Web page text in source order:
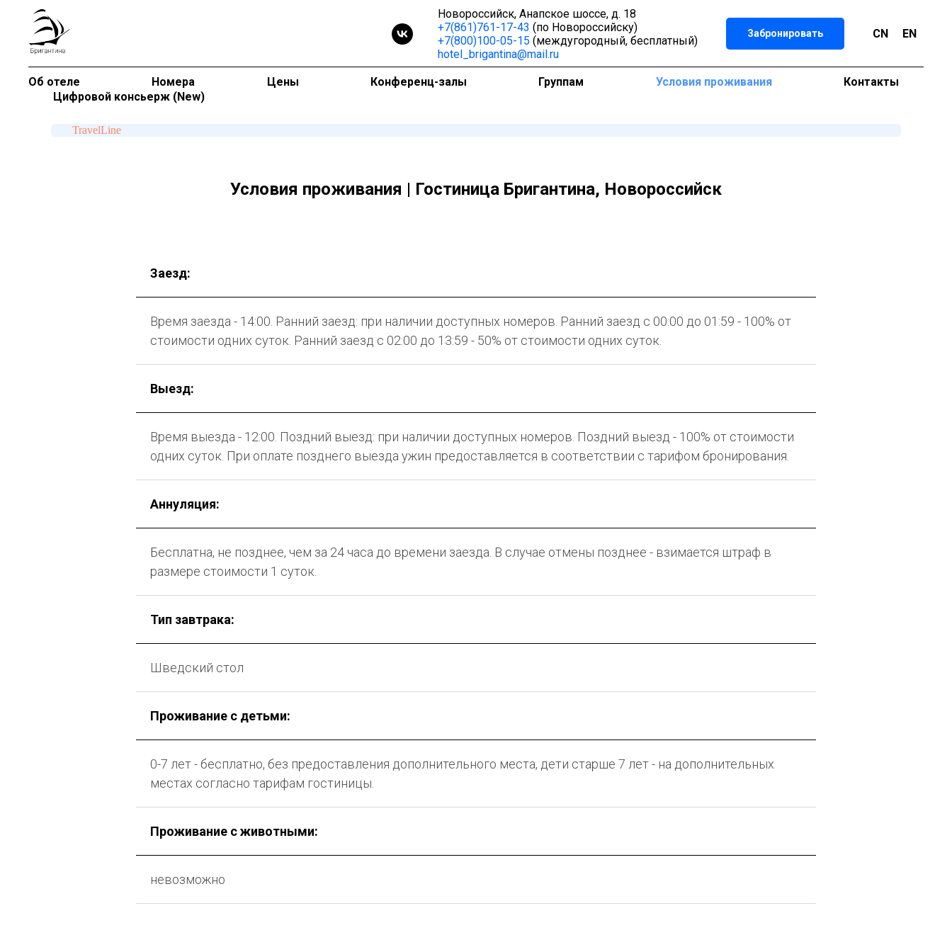
Новороссийск, Анапское шоссе, д. 18
+7(861)761-17-43 (по Новороссийску)
+7(800)100-05-15 (междугородный, бесплатный)
hotel_brigantina@mail.ru
Забронировать CN EN
Об отеле Номера Цены Конференц-залы Группам Условия проживания
Контакты
Цифровой консьерж (New)
TravelLine
Условия проживания | Гостиница Бригантина, Новороссийск
Заезд:
Время заезда - 14:00. Ранний заезд: при наличии доступных номеров. Ранний заезд с 00:00 до 01:59 - 100% от
стоимости одних суток. Ранний заезд с 02:00 до 13:59 - 50% от стоимости одних суток.
Выезд:
Время выезда - 12:00. Поздний выезд: при наличии доступных номеров. Поздний выезд - 100% от стоимости
одних суток. При оплате позднего выезда ужин предоставляется в соответствии с тарифом бронирования.
Аннуляция:
Бесплатна, не позднее, чем за 24 часа до времени заезда. В случае отмены позднее - взимается штраф в
размере стоимости 1 суток.
Тип завтрака:
Шведский стол
Проживание с детьми:
0-7 лет - бесплатно, без предоставления дополнительного места, дети старше 7 лет - на дополнительных
местах согласно тарифам гостиницы.
Проживание с животными:
невозможно